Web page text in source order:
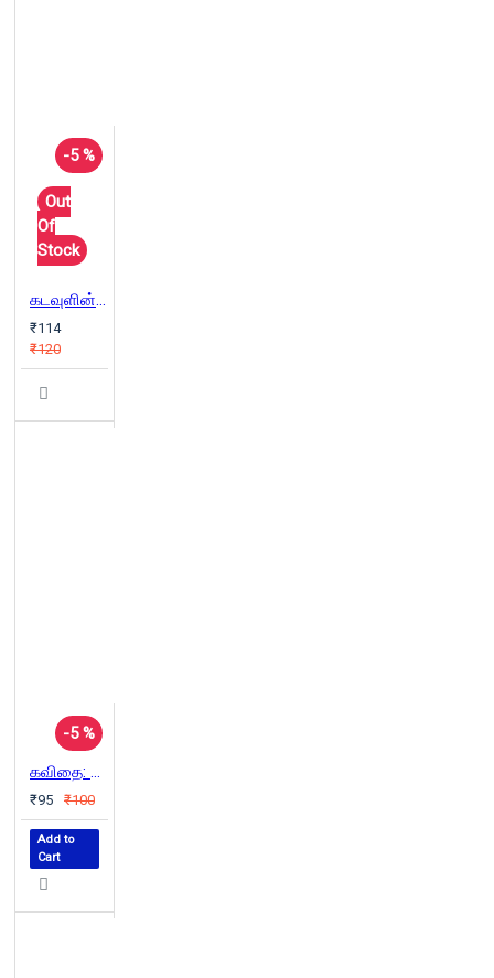
-5 %
Out
Of
Stock
கடவுளின் பறவைகள்
₹114
₹120
-5 %
கவிதை: இன்று முதல் அன்று வரை
₹95 ₹100
Add to
Cart